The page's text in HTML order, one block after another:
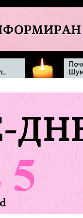
Почина Димитър
Шумналиев